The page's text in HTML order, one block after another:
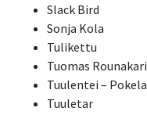
Slack Bird
Sonja Kola
Tulikettu
Tuomas Rounakari
Tuulentei – Pokela
Tuuletar